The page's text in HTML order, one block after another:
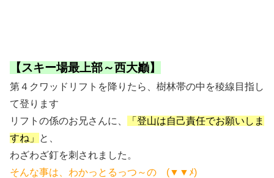
【スキー場最上部～西大巓】
第４クワッドリフトを降りたら、樹林帯の中を稜線目指し
て登ります
リフトの係のお兄さんに、
「登山は自己責任でお願いしま
すね」
と、
わざわざ釘を刺されました。
そんな事は、わかっとるっつ～の (▼▼ﾒ)